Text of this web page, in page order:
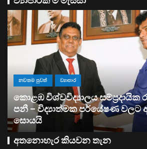
එළියට
අගයක්
ව්‍යාපාර
සතොසෙන් සුපර් වැඩක් ..
අතනොහැර කියවන තැන